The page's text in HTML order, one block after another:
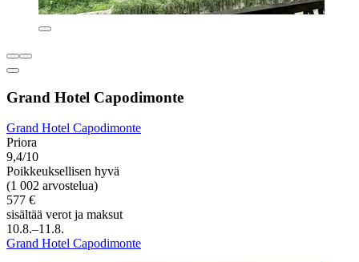
Grand Hotel Capodimonte
Grand Hotel Capodimonte
Priora
9,4/10
Poikkeuksellisen hyvä
(1 002 arvostelua)
577 €
sisältää verot ja maksut
10.8.–11.8.
Grand Hotel Capodimonte